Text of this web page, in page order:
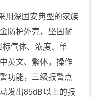
用深国安典型的家族
防护外壳，坚固耐
气体、浓度、单
英文、繁体，操作
功能，三级报警点
发出85dB以上的报